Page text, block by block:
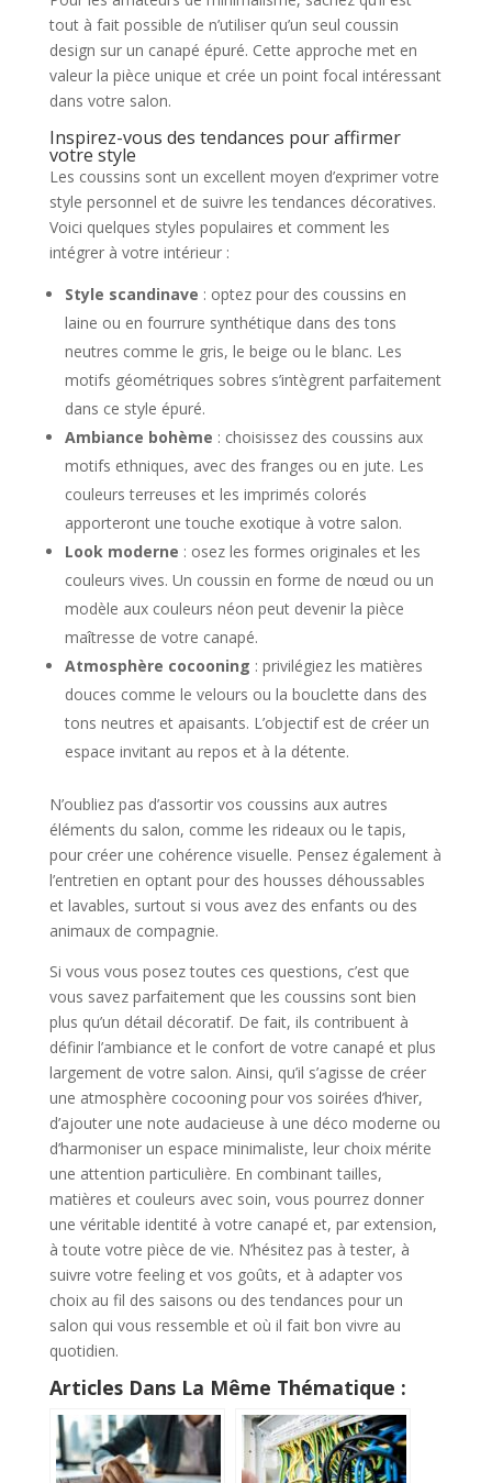
tout à fait possible de n’utiliser qu’un seul coussin
design sur un canapé épuré. Cette approche met en
valeur la pièce unique et crée un point focal intéressant
dans votre salon.
Inspirez-vous des tendances pour affirmer
votre style
Les coussins sont un excellent moyen d’exprimer votre
style personnel et de suivre les tendances décoratives.
Voici quelques styles populaires et comment les
intégrer à votre intérieur :
Style scandinave : optez pour des coussins en
laine ou en fourrure synthétique dans des tons
neutres comme le gris, le beige ou le blanc. Les
motifs géométriques sobres s’intègrent parfaitement
dans ce style épuré.
Ambiance bohème : choisissez des coussins aux
motifs ethniques, avec des franges ou en jute. Les
couleurs terreuses et les imprimés colorés
apporteront une touche exotique à votre salon.
Look moderne : osez les formes originales et les
couleurs vives. Un coussin en forme de nœud ou un
modèle aux couleurs néon peut devenir la pièce
maîtresse de votre canapé.
Atmosphère cocooning : privilégiez les matières
douces comme le velours ou la bouclette dans des
tons neutres et apaisants. L’objectif est de créer un
espace invitant au repos et à la détente.
N’oubliez pas d’assortir vos coussins aux autres
éléments du salon, comme les rideaux ou le tapis,
pour créer une cohérence visuelle. Pensez également à
l’entretien en optant pour des housses déhoussables
et lavables, surtout si vous avez des enfants ou des
animaux de compagnie.
Si vous vous posez toutes ces questions, c’est que
vous savez parfaitement que les coussins sont bien
plus qu’un détail décoratif. De fait, ils contribuent à
définir l’ambiance et le confort de votre canapé et plus
largement de votre salon. Ainsi, qu’il s’agisse de créer
une atmosphère cocooning pour vos soirées d’hiver,
d’ajouter une note audacieuse à une déco moderne ou
d’harmoniser un espace minimaliste, leur choix mérite
une attention particulière. En combinant tailles,
matières et couleurs avec soin, vous pourrez donner
une véritable identité à votre canapé et, par extension,
à toute votre pièce de vie. N’hésitez pas à tester, à
suivre votre feeling et vos goûts, et à adapter vos
choix au fil des saisons ou des tendances pour un
salon qui vous ressemble et où il fait bon vivre au
quotidien.
Articles Dans La Même Thématique :